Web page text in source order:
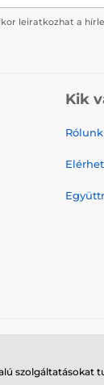
leiratkozhat a
Kik
Rólunk
szolgáltatásokat